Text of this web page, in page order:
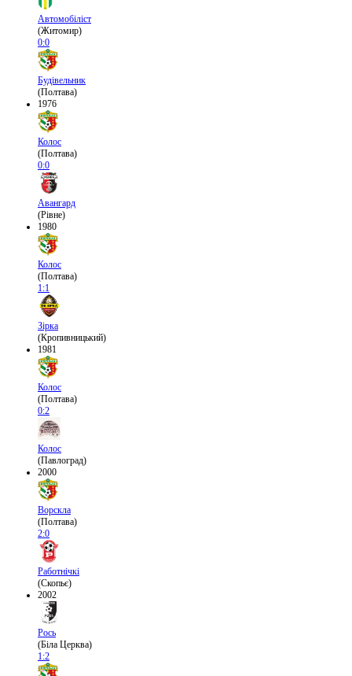
Автомобіліст
(Житомир)
0:0
Будівельник
(Полтава)
1976
Колос
(Полтава)
0:0
Авангард
(Рівне)
1980
Колос
(Полтава)
1:1
Зірка
(Кропивницький)
1981
Колос
(Полтава)
0:2
Колос
(Павлоград)
2000
Ворскла
(Полтава)
2:0
Работнічкі
(Скопьє)
2002
Рось
(Біла Церква)
1:2